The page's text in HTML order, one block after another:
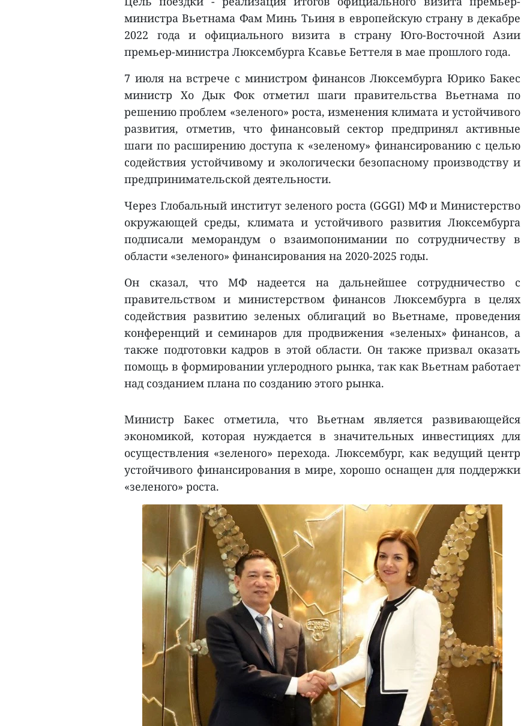
министра Вьетнама Фам Минь Тьиня в европейскую страну в декабре
2022 года и официального визита в страну Юго-Восточной Азии
премьер-министра Люксембурга Ксавье Беттеля в мае прошлого года.
7 июля на встрече с министром финансов Люксембурга Юрико Бакес
министр Хо Дык Фок отметил шаги правительства Вьетнама по
решению проблем «зеленого» роста, изменения климата и устойчивого
развития, отметив, что финансовый сектор предпринял активные
шаги по расширению доступа к «зеленому» финансированию с целью
содействия устойчивому и экологически безопасному производству и
предпринимательской деятельности.
Через Глобальный институт зеленого роста (GGGI) МФ и Министерство
окружающей среды, климата и устойчивого развития Люксембурга
подписали меморандум о взаимопонимании по сотрудничеству в
области «зеленого» финансирования на 2020-2025 годы.
Он сказал, что МФ надеется на дальнейшее сотрудничество с
правительством и министерством финансов Люксембурга в целях
содействия развитию зеленых облигаций во Вьетнаме, проведения
конференций и семинаров для продвижения «зеленых» финансов, а
также подготовки кадров в этой области. Он также призвал оказать
помощь в формировании углеродного рынка, так как Вьетнам работает
над созданием плана по созданию этого рынка.
Министр Бакес отметила, что Вьетнам является развивающейся
экономикой, которая нуждается в значительных инвестициях для
осуществления «зеленого» перехода. Люксембург, как ведущий центр
устойчивого финансирования в мире, хорошо оснащен для поддержки
«зеленого» роста.